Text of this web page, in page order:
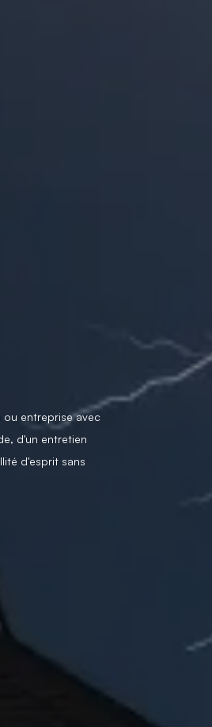
entreprise avec
d'un entretien
d'esprit sans